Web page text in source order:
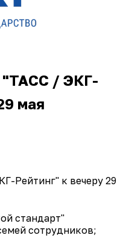
"ТАСС / ЭКГ-
мая
Рейтинг" к вечеру 29
стандарт"
сотрудников;